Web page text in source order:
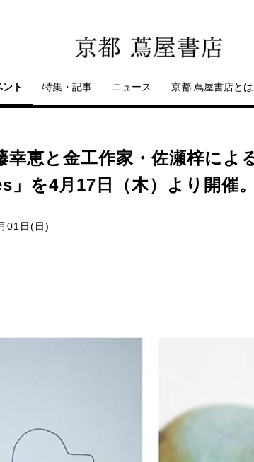
ント 特集・記事 ニュース 京都 蔦屋書店とは
幸恵と金工作家・佐瀬梓によ
を4月17日（木）より開催。
01日(日)